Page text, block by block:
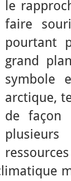
le
faire
pourtant
grand
symbole
arctique,
de façon